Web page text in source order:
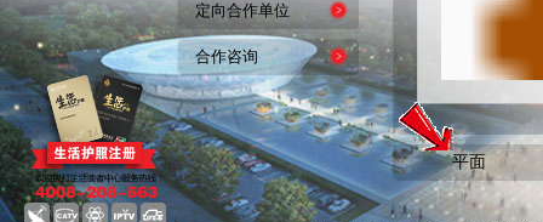
定向合作单位
合作咨询
平面